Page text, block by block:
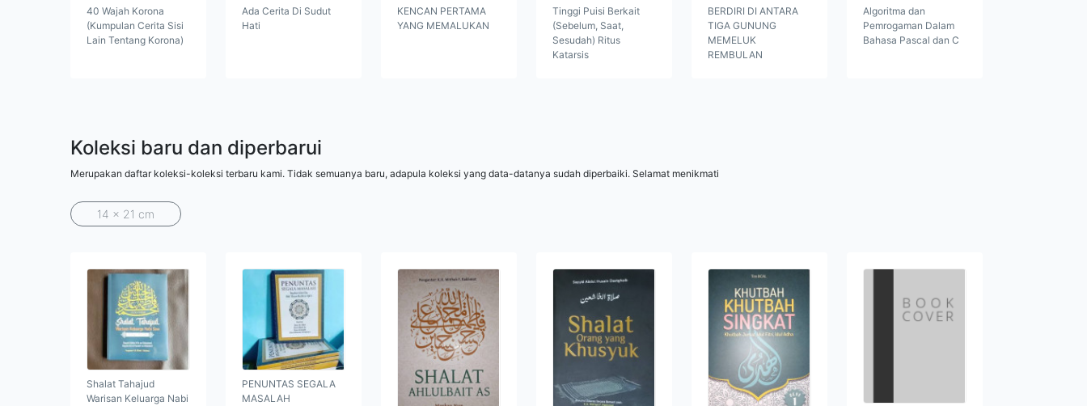
40 Wajah Korona
(Kumpulan Cerita Sisi
Lain Tentang Korona)
Ada Cerita Di Sudut
Hati
KENCAN PERTAMA
YANG MEMALUKAN
Tinggi Puisi Berkait
(Sebelum, Saat,
Sesudah) Ritus
Katarsis
BERDIRI DI ANTARA
TIGA GUNUNG
MEMELUK
REMBULAN
Algoritma dan
Pemrogaman Dalam
Bahasa Pascal dan C
Koleksi baru dan diperbarui
Merupakan daftar koleksi-koleksi terbaru kami. Tidak semuanya baru, adapula koleksi yang data-datanya sudah diperbaiki. Selamat menikmati
14 x 21 cm
Shalat Tahajud
Warisan Keluarga Nabi
PENUNTAS SEGALA
MASALAH